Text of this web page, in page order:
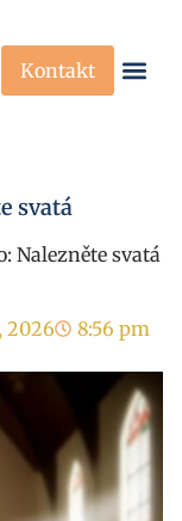
Kontakt
svatá
Nalezněte svatá
2026
8:56 pm